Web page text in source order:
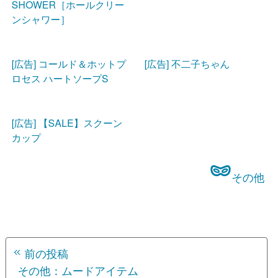
SHOWER［ホールクリー
ンシャワー］
[広告] コールド＆ホットプ
ロセス ハートソープS
[広告] 不二子ちゃん
[広告] 【SALE】スクーン
カップ
その他
前の投稿
その他：ムードアイテム